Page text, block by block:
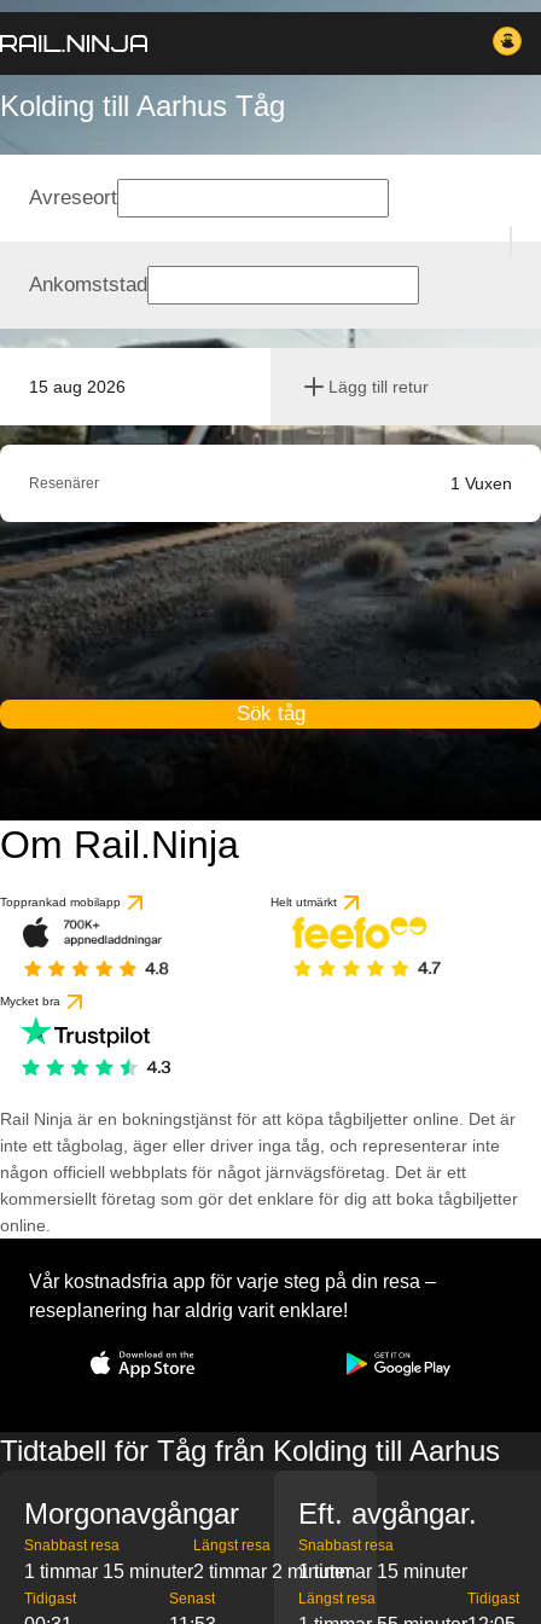
Kolding till Aarhus Tåg
15 aug 2026 Lägg till retur
Avreseort
Ankomststad
Resenärer 1 Vuxen
Sök tåg
Om Rail.Ninja
Topprankad mobilapp Helt utmärkt
Mycket bra
Rail Ninja är en bokningstjänst för att köpa tågbiljetter online. Det är
inte ett tågbolag, äger eller driver inga tåg, och representerar inte
någon officiell webbplats för något järnvägsföretag. Det är ett
kommersiellt företag som gör det enklare för dig att boka tågbiljetter
online.
Vår kostnadsfria app för varje steg på din resa –
reseplanering har aldrig varit enklare!
Tidtabell för Tåg från Kolding till Aarhus
Morgonavgångar
Snabbast resa
1 timmar 15 minuter
Längst resa
2 timmar 2 minuter
Tidigast Senast
Eft. avgångar.
Snabbast resa
1 timmar 15 minuter
Längst resa Tidigast